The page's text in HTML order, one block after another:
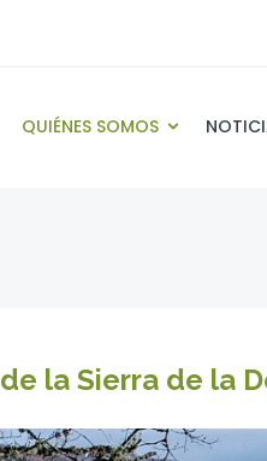
QUIÉNES SOMOS
la Sierra de la